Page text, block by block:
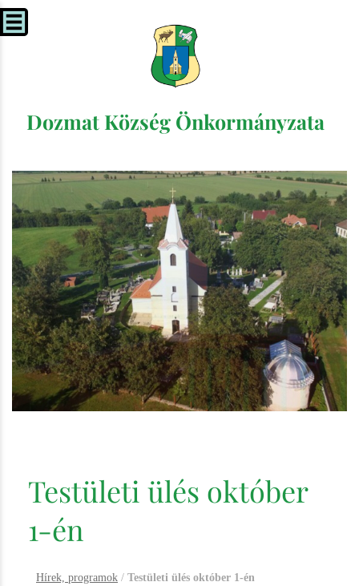
Dozmat Község Önkormányzata
Testületi ülés október
1-én
Hírek, programok / Testületi ülés október 1-én